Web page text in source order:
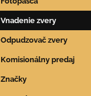
Vnadenie zvery
Odpudzovač zvery
Komisionálny predaj
Značky